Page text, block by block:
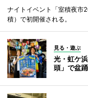
ナイトイベント「室積夜市
積）で初開催される。
見る・遊ぶ
光・虹ケ
頭」で盆